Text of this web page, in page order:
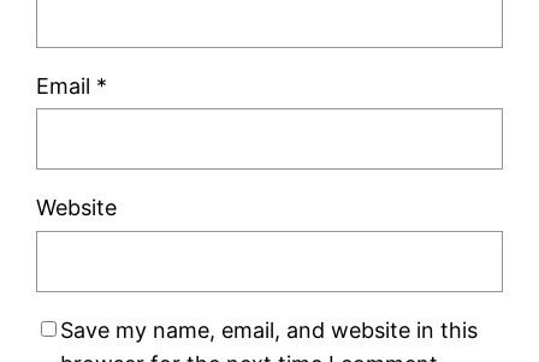
Email *
Website
Save my name, email, and website in this